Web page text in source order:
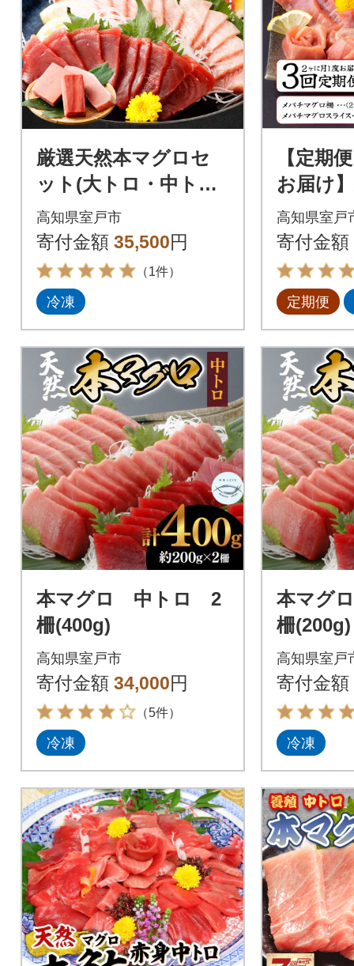
厳選天然本マグロセ
ット(大トロ・中ト
ロ・赤身の食べ比べ3
種セット)
高知県室戸市
寄付金額 35,500円
（1件）
冷凍
【定期
お届け
マグロ
00g
高知県室戸
寄付金額
定期便
本マグロ 中トロ 2
柵(400g)
高知県室戸市
寄付金額 34,000円
（5件）
冷凍
本マグ
柵(200g)
高知県室戸
寄付金額
冷凍